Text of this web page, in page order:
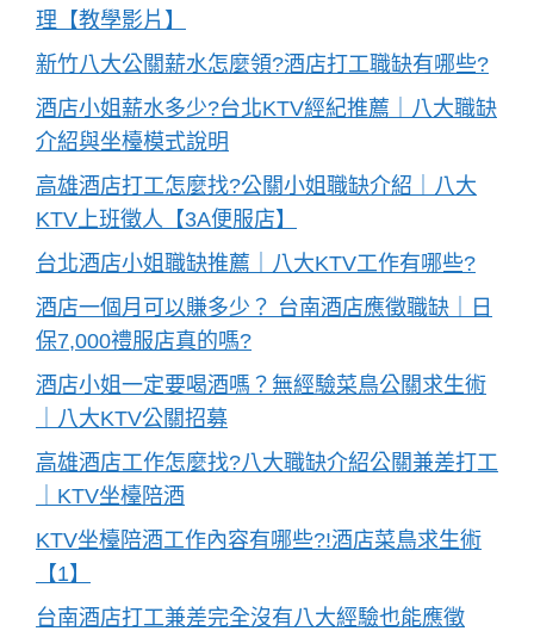
理【教學影片】
新竹八大公關薪水怎麼領?酒店打工職缺有哪些?
酒店小姐薪水多少?台北KTV經紀推薦｜八大職缺
介紹與坐檯模式說明
高雄酒店打工怎麼找?公關小姐職缺介紹｜八大
KTV上班徵人【3A便服店】
台北酒店小姐職缺推薦｜八大KTV工作有哪些?
酒店一個月可以賺多少？ 台南酒店應徵職缺｜日
保7,000禮服店真的嗎?
酒店小姐一定要喝酒嗎？無經驗菜鳥公關求生術
｜八大KTV公關招募
高雄酒店工作怎麼找?八大職缺介紹公關兼差打工
｜KTV坐檯陪酒
KTV坐檯陪酒工作內容有哪些?!酒店菜鳥求生術
【1】
台南酒店打工兼差完全沒有八大經驗也能應徵